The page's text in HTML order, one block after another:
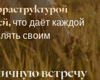
что даёт каждой
своим
встречу